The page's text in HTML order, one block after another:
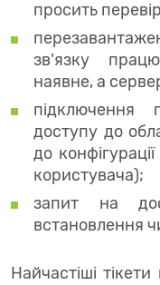
просить
зв'язку
наявне, а
підключення
доступу до
до
користувача);
запит на
встановлення
Найчастіші